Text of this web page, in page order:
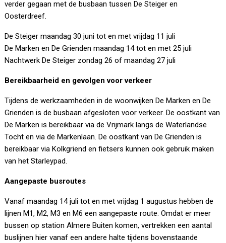
verder gegaan met de busbaan tussen De Steiger en
Oosterdreef.
De Steiger maandag 30 juni tot en met vrijdag 11 juli
De Marken en De Grienden maandag 14 tot en met 25 juli
Nachtwerk De Steiger zondag 26 of maandag 27 juli
Bereikbaarheid en gevolgen voor verkeer
Tijdens de werkzaamheden in de woonwijken De Marken en De
Grienden is de busbaan afgesloten voor verkeer. De oostkant van
De Marken is bereikbaar via de Vrijmark langs de Waterlandse
Tocht en via de Markenlaan. De oostkant van De Grienden is
bereikbaar via Kolkgriend en fietsers kunnen ook gebruik maken
van het Starleypad.
Aangepaste busroutes
Vanaf maandag 14 juli tot en met vrijdag 1 augustus hebben de
lijnen M1, M2, M3 en M6 een aangepaste route. Omdat er meer
bussen op station Almere Buiten komen, vertrekken een aantal
buslijnen hier vanaf een andere halte tijdens bovenstaande